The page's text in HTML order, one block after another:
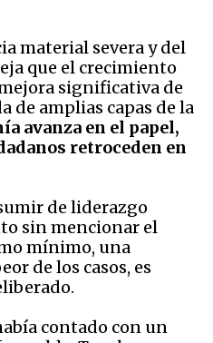
material severa y del
que el crecimiento
significativa de
de amplias capas de la
avanza en el papel,
retroceden en
de liderazgo
sin mencionar el
mínimo, una
de los casos, es
contado con un